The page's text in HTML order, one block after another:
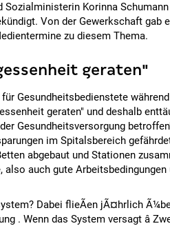
Sozialministerin Korinna
Von der Gewerkschaft gab
zu diesem Thema.
geraten"
Gesundheitsbedienstete
geraten" und deshalb
Gesundheitsversorgung
im Spitalsbereich
abgebaut und Stationen
auch gute Arbeitsbedingungen
Dabei flieÃen jÃ¤hrlich
. Wenn das System versagt â